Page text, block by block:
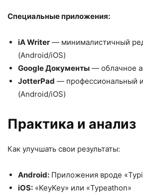
Специальные приложения:
iA Writer — минималистичный
(Android/iOS)
Google Документы — облачное
JotterPad — профессиональный
(Android/iOS)
Практика и анализ
Как улучшать свои результаты:
Android: Приложения вроде
iOS: «KeyKey» или «Typeathon»